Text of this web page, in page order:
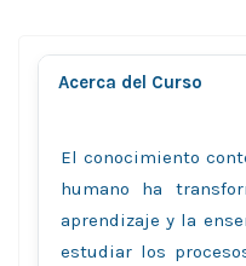
Acerca del Curso
El conocimiento
humano ha
aprendizaje y la
estudiar los